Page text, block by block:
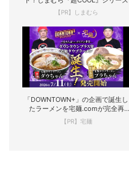
【PR】しまむら
「DOWNTOWN+」の企画で誕生し
たラーメンを宅麺.comが完全再
現！
【PR】宅麺